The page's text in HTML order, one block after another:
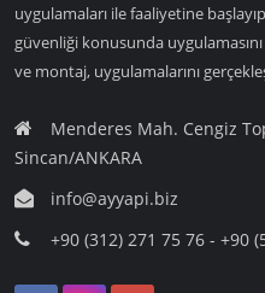
uygulamaları ile faaliyetine
güvenliği konusunda
ve montaj, uygulamalarını
Menderes Mah. Cengiz
Sincan/ANKARA
info@ayyapi.biz
+90 (312) 271 75 76 - +90